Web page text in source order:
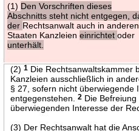
(1) Den Vorschriften dieses
Abschnitts steht nicht entgegen,
der Rechtsanwalt auch in anderen
Staaten Kanzleieneinrichtetoder
unterhält.
(2)1 Die Rechtsanwaltskammer
Kanzleien ausschließlich in
§ 27, sofern nicht überwiegende
entgegenstehen.2 Die
überwiegenden Interesse der
(3) Der Rechtsanwalt hat die